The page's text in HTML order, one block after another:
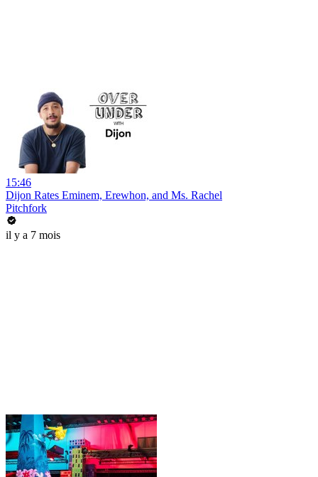
15:46
Dijon Rates Eminem, Erewhon, and Ms. Rachel
Pitchfork
il y a 7 mois